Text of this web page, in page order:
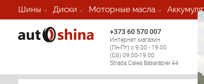
Шины Диски Моторные масла
+373 60 570 007
Интернет магазин
(Пн-Пт) с 9:00 - 19:00
(Сб) 09:00-19:00
Strada Calea Basarabiei 44